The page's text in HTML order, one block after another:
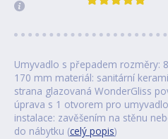
Umyvadlo s přepadem rozměry:
170 mm materiál: sanitární
strana glazovaná WonderGliss
úprava s 1 otvorem pro
instalace: zavěšením na stěnu
do nábytku (celý popis)